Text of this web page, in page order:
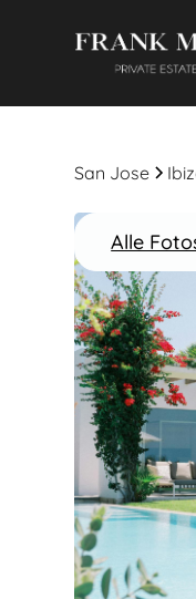
San Jose
Alle